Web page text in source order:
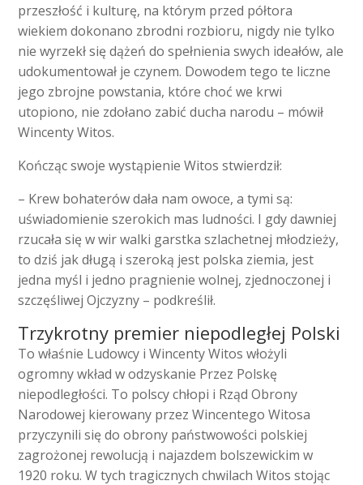
przeszłość i kulturę, na którym przed półtora
wiekiem dokonano zbrodni rozbioru, nigdy nie tylko
nie wyrzekł się dążeń do spełnienia swych ideałów, ale
udokumentował je czynem. Dowodem tego te liczne
jego zbrojne powstania, które choć we krwi
utopiono, nie zdołano zabić ducha narodu – mówił
Wincenty Witos.
Kończąc swoje wystąpienie Witos stwierdził:
– Krew bohaterów dała nam owoce, a tymi są:
uświadomienie szerokich mas ludności. I gdy dawniej
rzucała się w wir walki garstka szlachetnej młodzieży,
to dziś jak długą i szeroką jest polska ziemia, jest
jedna myśl i jedno pragnienie wolnej, zjednoczonej i
szczęśliwej Ojczyzny – podkreślił.
Trzykrotny premier niepodległej Polski
To właśnie Ludowcy i Wincenty Witos włożyli
ogromny wkład w odzyskanie Przez Polskę
niepodległości. To polscy chłopi i Rząd Obrony
Narodowej kierowany przez Wincentego Witosa
przyczynili się do obrony państwowości polskiej
zagrożonej rewolucją i najazdem bolszewickim w
1920 roku. W tych tragicznych chwilach Witos stojąc